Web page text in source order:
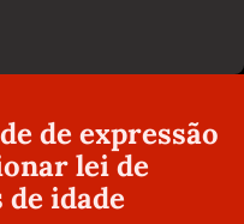
de expressão
lei de
idade